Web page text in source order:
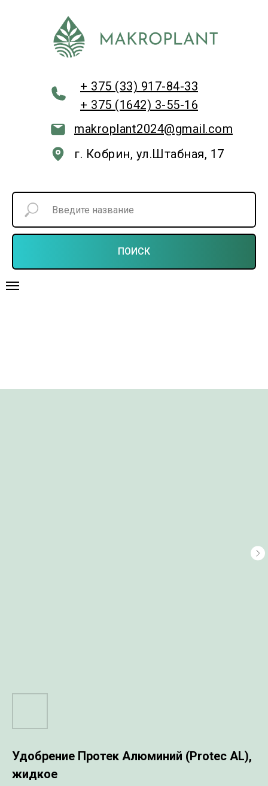
+ 375 (33) 917-84-33
makroplant2024@gmail.com
г. Кобрин, ул.Штабная, 17
+ 375 (1642) 3-55-16
ПОИСК
Удобрение Протек Алюминий (Protec AL),
жидкое